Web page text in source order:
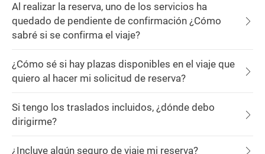
Al realizar la reserva, uno de los servicios ha
quedado de pendiente de confirmación ¿Cómo
sabré si se confirma el viaje?
¿Cómo sé si hay plazas disponibles en el viaje que
quiero al hacer mi solicitud de reserva?
Si tengo los traslados incluidos, ¿dónde debo
dirigirme?
¿Incluye algún seguro de viaje mi reserva?